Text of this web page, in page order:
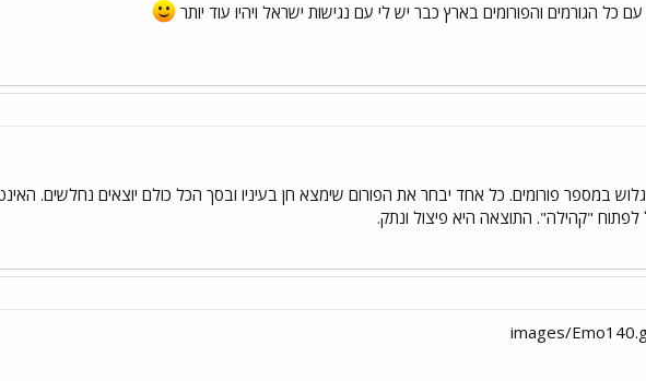
כל הגורמים והפורומים בארץ כבר יש לי עם נגישות ישראל ויהיו עוד יותר
במספר פורומים. כל אחד יבחר את הפורום שימצא חן בעיניו ובסך הכל כולם יוצאים נחלשים.
לפתוח "קהילה". התוצאה היא פיצול ונתק.